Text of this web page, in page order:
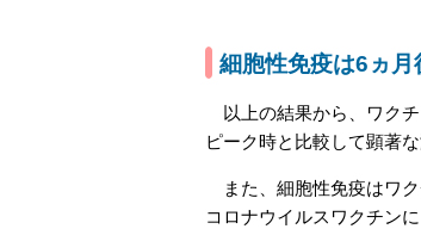
細胞性免疫は6ヵ
以上の結果から、ワクチ
ピーク時と比較して顕著
また、細胞性免疫はワ
コロナウイルスワクチン